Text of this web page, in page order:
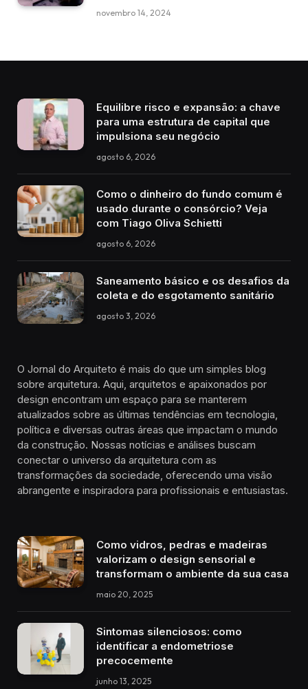
novembro 14, 2024
Equilibre risco e expansão: a chave
para uma estrutura de capital que
impulsiona seu negócio
agosto 6, 2026
Como o dinheiro do fundo comum é
usado durante o consórcio? Veja
com Tiago Oliva Schietti
agosto 6, 2026
Saneamento básico e os desafios da
coleta e do esgotamento sanitário
agosto 3, 2026
O Jornal do Arquiteto é mais do que um simples blog
sobre arquitetura. Aqui, arquitetos e apaixonados por
design encontram um espaço para se manterem
atualizados sobre as últimas tendências em tecnologia,
política e diversas outras áreas que impactam o mundo
da construção. Nossas notícias e análises buscam
conectar o universo da arquitetura com as
transformações da sociedade, oferecendo uma visão
abrangente e inspiradora para profissionais e entusiastas.
Como vidros, pedras e madeiras
valorizam o design sensorial e
transformam o ambiente da sua casa
maio 20, 2025
Sintomas silenciosos: como
identificar a endometriose
precocemente
junho 13, 2025